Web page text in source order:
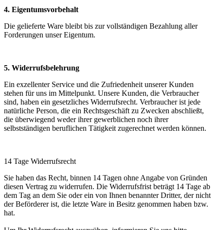
4. Eigentumsvorbehalt
Die gelieferte Ware bleibt bis zur vollständigen Bezahlung aller
Forderungen unser Eigentum.
5. Widerrufsbelehrung
Ein exzellenter Service und die Zufriedenheit unserer Kunden
stehen für uns im Mittelpunkt. Unsere Kunden, die Verbraucher
sind, haben ein gesetzliches Widerrufsrecht. Verbraucher ist jede
natürliche Person, die ein Rechtsgeschäft zu Zwecken abschließt,
die überwiegend weder ihrer gewerblichen noch ihrer
selbstständigen beruflichen Tätigkeit zugerechnet werden können.
14 Tage Widerrufsrecht
Sie haben das Recht, binnen 14 Tagen ohne Angabe von Gründen
diesen Vertrag zu widerrufen. Die Widerrufsfrist beträgt 14 Tage ab
dem Tag an dem Sie oder ein von Ihnen benannter Dritter, der nicht
der Beförderer ist, die letzte Ware in Besitz genommen haben bzw.
hat.